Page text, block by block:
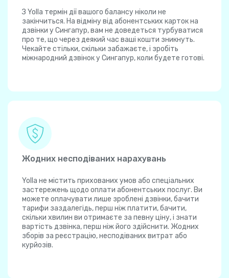
З Yolla термін дії вашого балансу ніколи не
закінчиться. На відміну від абонентських карток на
дзвінки у Сингапур, вам не доведеться турбуватися
про те, що через деякий час ваші кошти зникнуть.
Чекайте стільки, скільки забажаєте, і зробіть
міжнародний дзвінок у Сингапур, коли будете готові.
Жодних несподіваних нарахувань
Yolla не містить прихованих умов або спеціальних
застережень щодо оплати абонентських послуг. Ви
можете оплачувати лише зроблені дзвінки, бачити
тарифи заздалегідь, перш ніж платити, бачити,
скільки хвилин ви отримаєте за певну ціну, і знати
вартість дзвінка, перш ніж його здійснити. Жодних
зборів за реєстрацію, несподіваних витрат або
курйозів.